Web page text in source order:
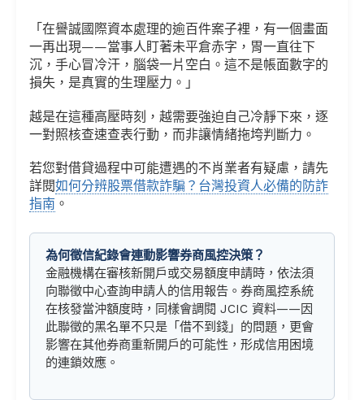
「在譽誠國際資本處理的逾百件案子裡，有一個畫面
一再出現——當事人盯著未平倉赤字，胃一直往下
沉，手心冒冷汗，腦袋一片空白。這不是帳面數字的
損失，是真實的生理壓力。」
越是在這種高壓時刻，越需要強迫自己冷靜下來，逐
一對照核查速查表行動，而非讓情緒拖垮判斷力。
若您對借貸過程中可能遭遇的不肖業者有疑慮，請先
詳閱如何分辨股票借款詐騙？台灣投資人必備的防詐
指南 。
為何徵信紀錄會連動影響券商風控決策？
金融機構在審核新開戶或交易額度申請時，依法須
向聯徵中心查詢申請人的信用報告。券商風控系統
在核發當沖額度時，同樣會調閱 JCIC 資料——因
此聯徵的黑名單不只是「借不到錢」的問題，更會
影響在其他券商重新開戶的可能性，形成信用困境
的連鎖效應。